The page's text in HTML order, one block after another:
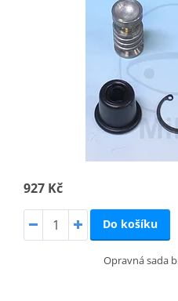
927 Kč
Do košíku
Opravná sada